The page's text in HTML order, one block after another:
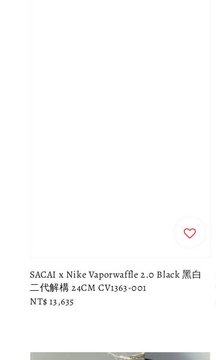
SACAI x Nike Vaporwaffle 2.0 Black 黑白
二代解構 24CM CV1363-001
Regular
NT$ 13,635